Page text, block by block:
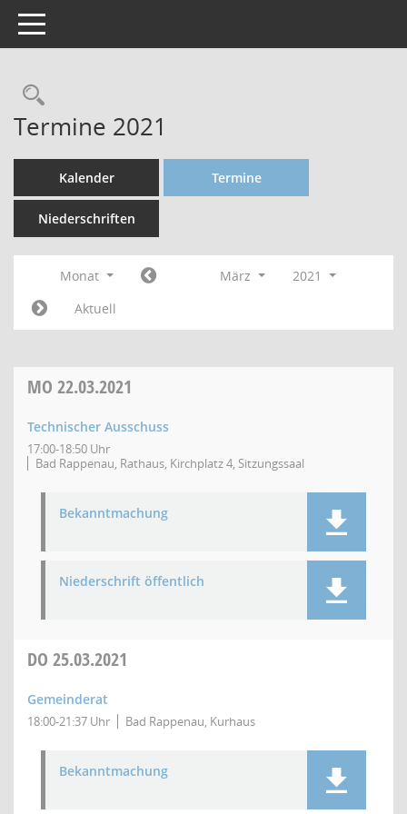
Toggle navigation
Termine 2021
Kalender Termine
Niederschriften
Monat März
2021
Aktuell
MO 22.03.2021
Technischer Ausschuss
17:00-18:50 Uhr
Bad Rappenau, Rathaus, Kirchplatz 4, Sitzungssaal
Bekanntmachung
Niederschrift öffentlich
DO 25.03.2021
Gemeinderat
18:00-21:37 Uhr Bad Rappenau, Kurhaus
Bekanntmachung